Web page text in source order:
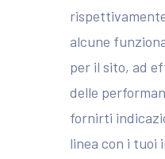
alcune
per il sito, ad
delle
fornirti
linea con i tuoi